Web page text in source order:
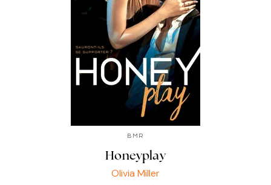
BMR
Honeyplay
Olivia Miller